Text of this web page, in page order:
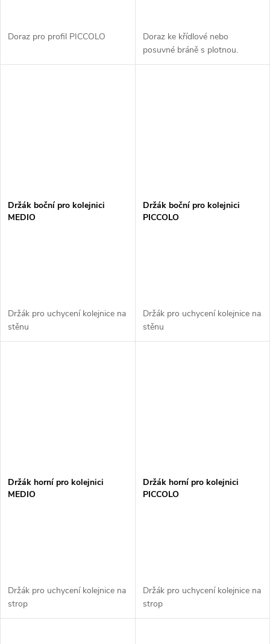
Doraz pro profil PICCOLO
Doraz ke křídlové nebo
posuvné bráně s plotnou.
Držák boční pro kolejnici
MEDIO
Držák pro uchycení kolejnice na
stěnu
Držák boční pro kolejnici
PICCOLO
Držák pro uchycení kolejnice na
stěnu
Držák horní pro kolejnici
MEDIO
Držák pro uchycení kolejnice na
strop
Držák horní pro kolejnici
PICCOLO
Držák pro uchycení kolejnice na
strop